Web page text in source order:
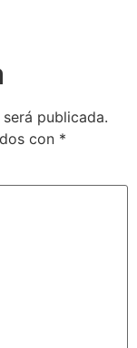
publicada.
con *